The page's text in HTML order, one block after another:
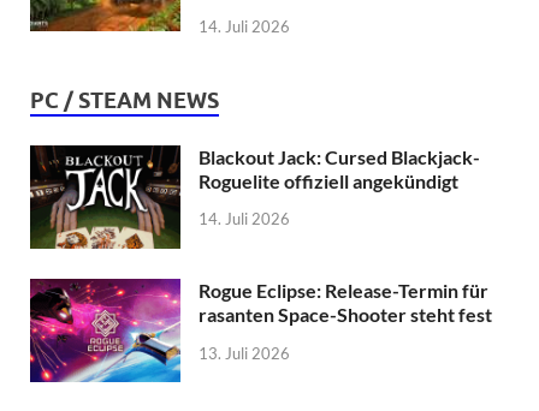
14. Juli 2026
PC / STEAM NEWS
Blackout Jack: Cursed Blackjack-
Roguelite offiziell angekündigt
14. Juli 2026
Rogue Eclipse: Release-Termin für
rasanten Space-Shooter steht fest
13. Juli 2026